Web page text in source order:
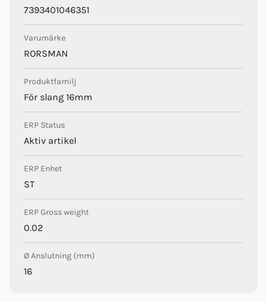
7393401046351
Varumärke
RORSMAN
Produktfamilj
För slang 16mm
ERP Status
Aktiv artikel
ERP Enhet
ST
ERP Gross weight
0.02
Ø Anslutning (mm)
16